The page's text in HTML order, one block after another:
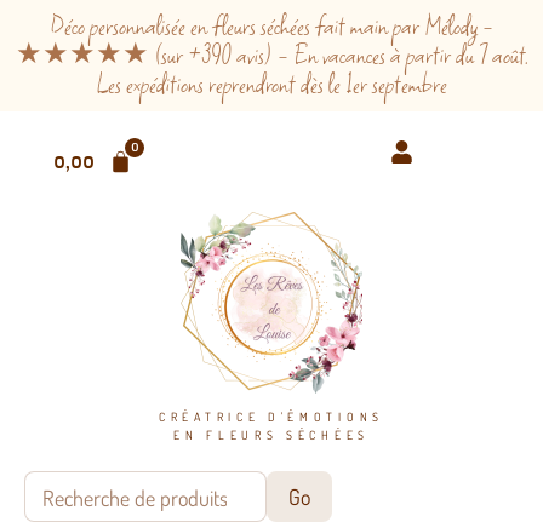
Déco personnalisée en fleurs séchées fait main par Mélody -
★★★★★ (sur +390 avis) - En vacances à partir du 7 août.
Les expéditions reprendront dès le 1er septembre
CRÉATRICE D'ÉMOTIONS
EN FLEURS SÉCHÉES
0,00
0